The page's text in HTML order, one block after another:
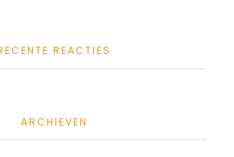
REACTIES
ARCHIEVEN